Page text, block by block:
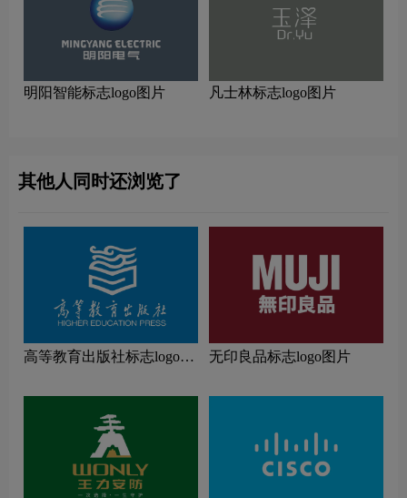
明阳智能标志logo图片 凡士林标志logo图片
其他人同时还浏览了
高等教育出版社标志logo图
无印良品标志logo图片